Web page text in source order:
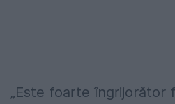
„Este foarte îngrijorător